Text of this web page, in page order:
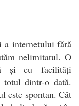
a internetului fără
nelimitatul. O
și cu facilități
totul dintr-o dată.
este spontan. Cât